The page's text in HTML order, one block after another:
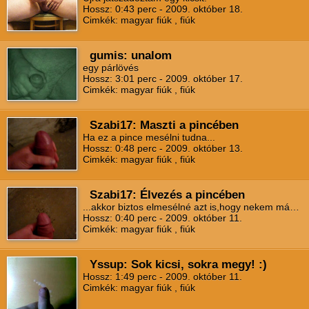
Hossz: 0:43 perc - 2009. október 18.
Cimkék: magyar fiúk , fiúk
gumis: unalom
egy párlövés
Hossz: 3:01 perc - 2009. október 17.
Cimkék: magyar fiúk , fiúk
Szabi17: Maszti a pincében
Ha ez a pince mesélni tudna...
Hossz: 0:48 perc - 2009. október 13.
Cimkék: magyar fiúk , fiúk
Szabi17: Élvezés a pincében
Hossz: 0:40 perc - 2009. október 11.
Cimkék: magyar fiúk , fiúk
Yssup: Sok kicsi, sokra megy! :)
Hossz: 1:49 perc - 2009. október 11.
Cimkék: magyar fiúk , fiúk